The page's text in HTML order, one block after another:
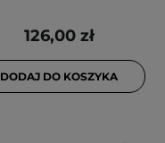
126,00 zł
DODAJ DO KOSZYKA